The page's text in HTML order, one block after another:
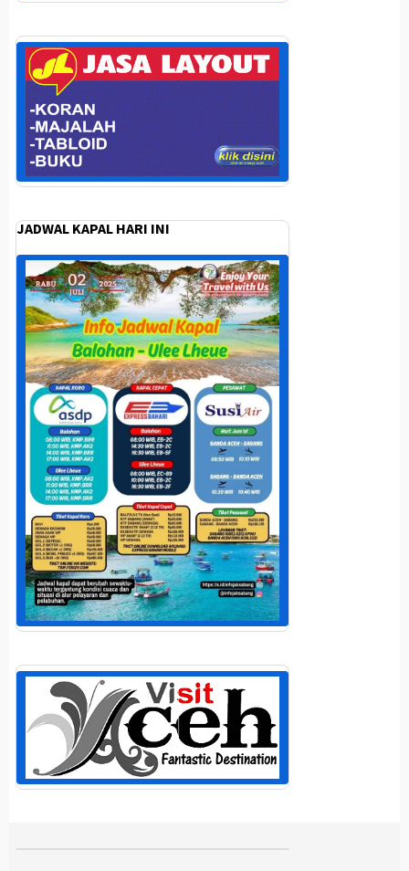
JADWAL KAPAL HARI INI